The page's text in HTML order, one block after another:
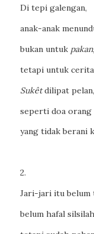
Di tepi galengan,
anak-anak
bukan untuk pakan,
tetapi untuk
Sukêtdilipat pelan,
seperti doa orang
yang tidak berani
2.
Jari-jari itu belum
belum hafal